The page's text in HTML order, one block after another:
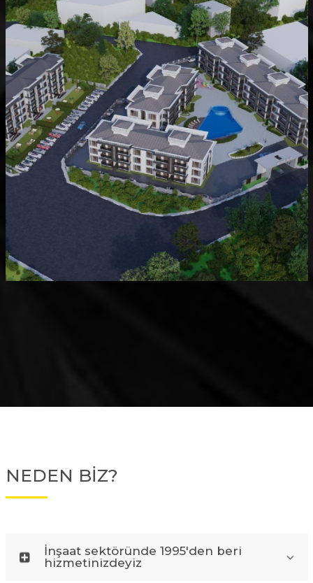
NEDEN BİZ?
İnşaat sektöründe 1995'den beri
hizmetinizdeyiz